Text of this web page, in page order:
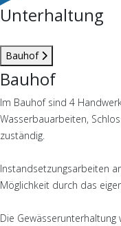
Unterhaltung
Bauhof
Bauhof
Im Bauhof sind 4
Wasserbauarbeiten,
zuständig.
Instandsetzungsarbeiten
Möglichkeit durch das
Die